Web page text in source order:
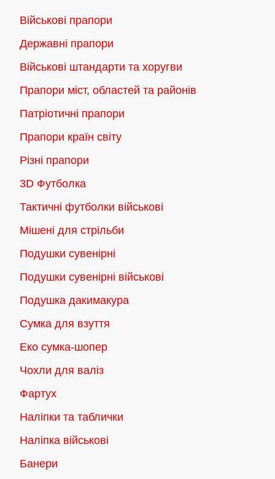
можна
вибрати
на
товару
Військові прапори
Державні прапори
Військові штандарти та хоругви
Прапори міст, областей та районів
Патріотичні прапори
Прапори країн світу
Різні прапори
3D Футболка
Тактичні футболки військові
Мішені для стрільби
Подушки сувенірні
Подушки сувенірні військові
Подушка дакимакура
Сумка для взуття
Еко сумка-шопер
Чохли для валіз
Фартух
Наліпки та таблички
Наліпка військові
Банери